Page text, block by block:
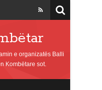
e organizatës Balli
Kombëtare sot.